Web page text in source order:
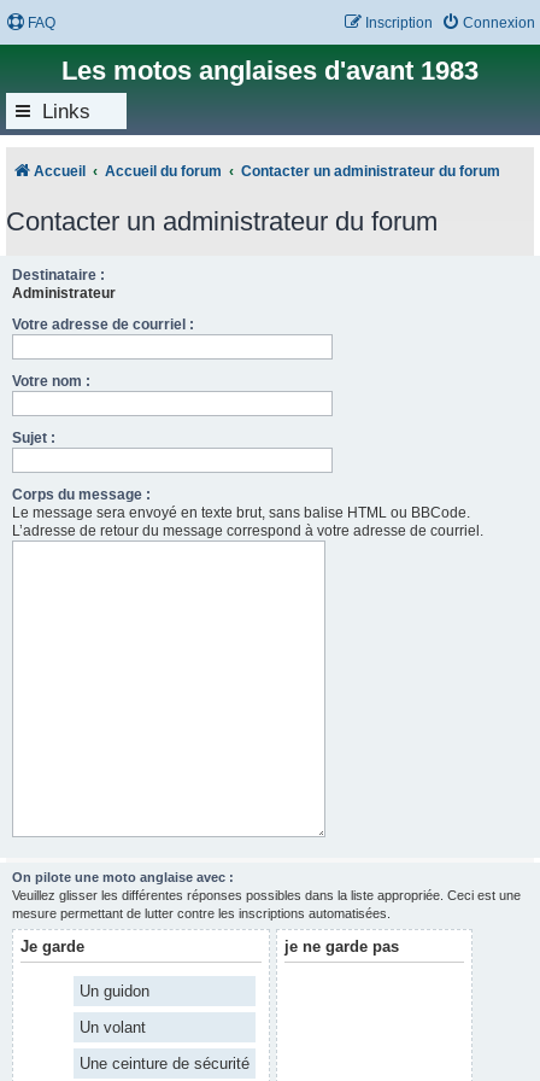
FAQ Connexion
Inscription
Les motos anglaises d'avant 1983
Links
Accueil Accueil du forum Contacter un administrateur du forum
Contacter un administrateur du forum
Destinataire :
Administrateur
Votre adresse de courriel :
Votre nom :
Sujet :
Corps du message :
Le message sera envoyé en texte brut, sans balise HTML ou BBCode.
L’adresse de retour du message correspond à votre adresse de courriel.
On pilote une moto anglaise avec :
Veuillez glisser les différentes réponses possibles dans la liste appropriée. Ceci est une
mesure permettant de lutter contre les inscriptions automatisées.
Je garde
Un guidon
Un volant
Une ceinture de sécurité
je ne garde pas